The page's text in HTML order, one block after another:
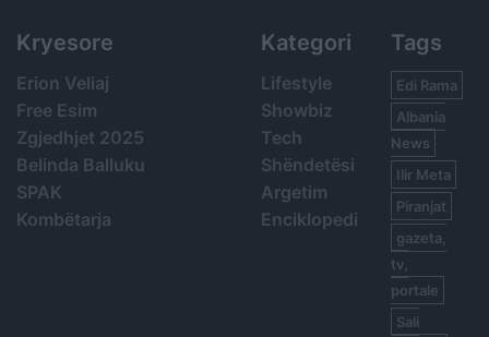
Kryesore
Erion Veliaj
Free Esim
Zgjedhjet 2025
Belinda Balluku
SPAK
Kombëtarja
Kategori
Lifestyle
Showbiz
Tech
Shëndetësi
Argetim
Enciklopedi
Tags
Edi Rama
Albania
News
Ilir Meta
Piranjat
gazeta,
tv,
portale
Sali